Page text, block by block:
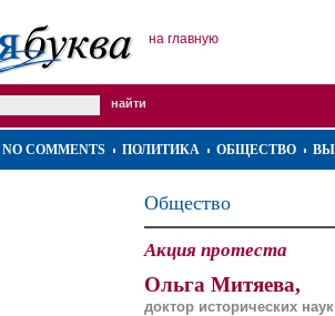
на главную
NO COMMENTS ПОЛИТИКА ОБЩЕСТВО
Общество
Акция протеста
Ольга Митяева,
доктор исторических наук